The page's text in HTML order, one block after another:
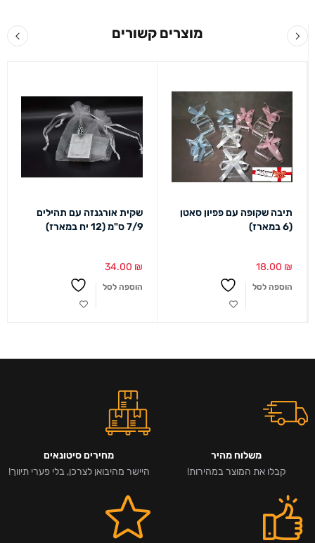
מוצרים קשורים
תיבה שקופה עם פפיון סאטן
(6 במארז)
18.00 ₪
הוספה לסל
שקית אורגנזה עם תהילים
7/9 ס"מ (12 יח במארז)
34.00 ₪
הוספה לסל
משלוח מהיר
קבלו את המוצר במהירות!
מחירים סיטונאים
היישר מהיבואן לצרכן, בלי פערי תיווך!